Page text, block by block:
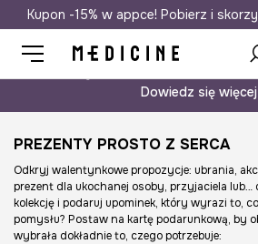
Darmowa dostawa do
Kupon -15% w appce! Pobierz i
Dowiedz się więcej
PREZENTY PROSTO Z SERCA
Odkryj walentynkowe propozycje: ubrania,
prezent dla ukochanej osoby, przyjaciela lub…
kolekcję i podaruj upominek, który wyrazi to,
pomysłu? Postaw na kartę podarunkową, by
wybrała dokładnie to, czego potrzebuje: